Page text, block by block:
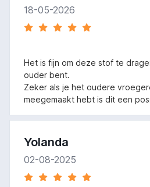
18-05-2026
Het is fijn om deze stof te
ouder bent.
Zeker als je het oudere
meegemaakt hebt is dit een
Yolanda
02-08-2025